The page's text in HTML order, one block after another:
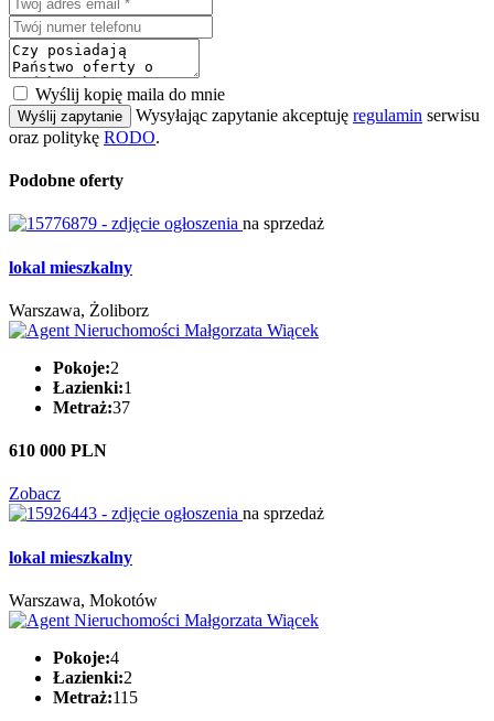
Wyślij kopię maila do mnie
Wyślij zapytanie Wysyłając zapytanie akceptuję regulamin serwisu
oraz politykę RODO.
Podobne oferty
na sprzedaż
lokal mieszkalny
Warszawa, Żoliborz
Pokoje:2
Łazienki:1
Metraż:37
610 000 PLN
Zobacz
na sprzedaż
lokal mieszkalny
Warszawa, Mokotów
Pokoje:4
Łazienki:2
Metraż:115